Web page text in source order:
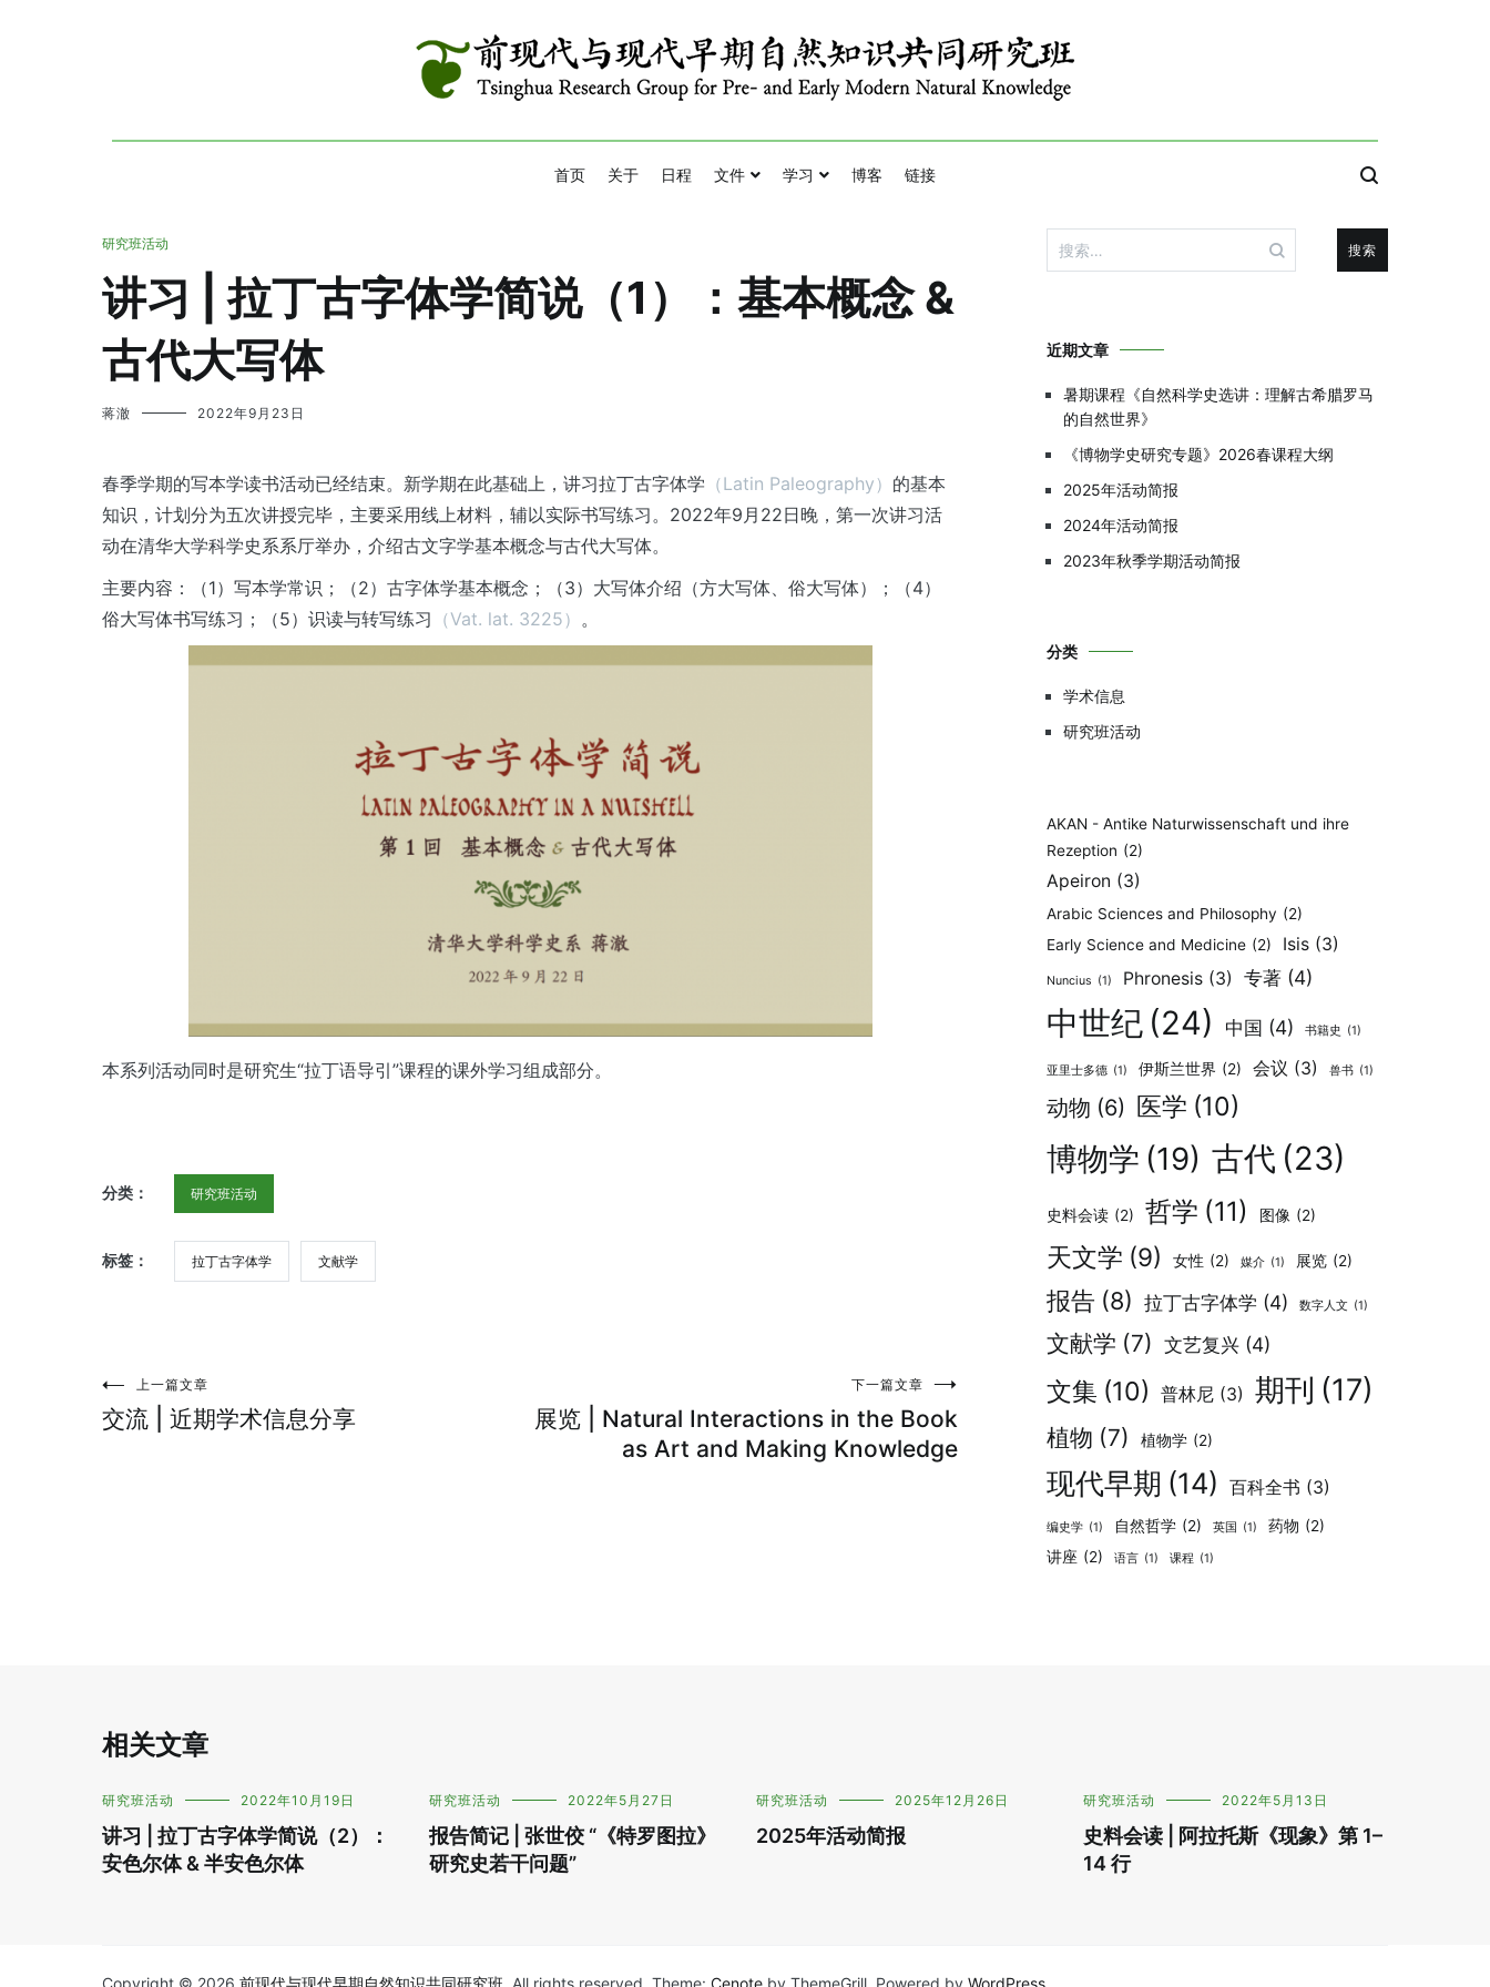
首页
关于 日程 文件 学习 博客 链接
研究班活动
讲习 | 拉丁古字体学简说（1）：基本概念 &
古代大写体
蒋澈 2022年9月23日
春季学期的写本学读书活动已经结束。新学期在此基础上，讲习拉丁古字体学 （Latin Paleography） 的基本
知识，计划分为五次讲授完毕，主要采用线上材料，辅以实际书写练习。2022年9月22日晚，第一次讲习活
动在清华大学科学史系系厅举办，介绍古文字学基本概念与古代大写体。
主要内容：（1）写本学常识；（2）古字体学基本概念；（3）大写体介绍（方大写体、俗大写体）；（4）
俗大写体书写练习；（5）识读与转写练习 （Vat. lat. 3225） 。
本系列活动同时是研究生“拉丁语导引”课程的课外学习组成部分。
分类： 研究班活动
标签： 拉丁古字体学 文献学
文上一篇文章
交流 | 近期学术信息分享
下一篇文章
展览 | Natural Interactions in the Book
as Art and Making Knowledge
搜
索：
近期文章
暑期课程《自然科学史选讲：理解古希腊罗马
的自然世界》
《博物学史研究专题》2026春课程大纲
2025年活动简报
2024年活动简报
2023年秋季学期活动简报
分类
学术信息
研究班活动
AKAN - Antike Naturwissenschaft und ihre
Rezeption (2)
Apeiron (3)
Arabic Sciences and Philosophy (2)
Early Science and Medicine (2) Isis (3)
Nuncius (1) Phronesis (3) 专著 (4)
中世纪 (24) 中国 (4) 书籍史 (1)
亚里士多德 (1) 伊斯兰世界 (2) 会议 (3) 兽书 (1)
动物 (6) 医学 (10)
博物学 (19) 古代 (23)
史料会读 (2) 哲学 (11) 图像 (2)
天文学 (9) 女性 (2) 媒介 (1) 展览 (2)
报告 (8) 拉丁古字体学 (4) 数字人文 (1)
文献学 (7) 文艺复兴 (4)
文集 (10) 普林尼 (3) 期刊 (17)
植物 (7) 植物学 (2)
现代早期 (14) 百科全书 (3)
编史学 (1) 自然哲学 (2) 英国 (1) 药物 (2)
讲座 (2) 语言 (1) 课程 (1)
相关文章
研究班活动 2022年10月19日
讲习 | 拉丁古字体学简说（2）：
安色尔体 & 半安色尔体
研究班活动 2022年5月27日
报告简记 | 张世佼 “《特罗图拉》
研究史若干问题”
研究班活动 2025年12月26日
2025年活动简报
研究班活动 2022年5月13日
史料会读 | 阿拉托斯《现象》第 1–
14 行
Copyright © 2026 前现代与现代早期自然知识共同研究班 . All rights reserved. Theme: Cenote by ThemeGrill. Powered by WordPress